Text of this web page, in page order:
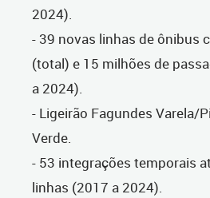
2024).
- 39 novas linhas de ônibus
(total) e 15 milhões de
a 2024).
- Ligeirão Fagundes Varela/
Verde.
- 53 integrações temporais
linhas (2017 a 2024).